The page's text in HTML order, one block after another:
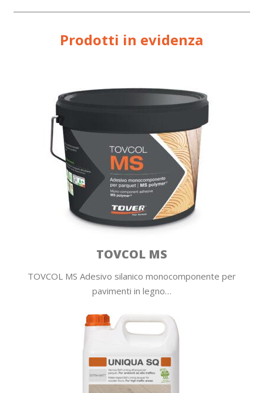
Prodotti in evidenza
TOVCOL MS
TOVCOL MS Adesivo silanico monocomponente per
pavimenti in legno…